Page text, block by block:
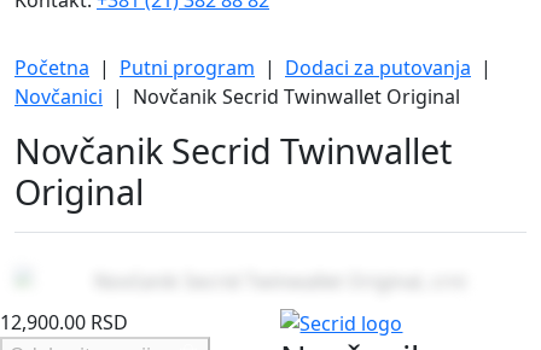
Početna | Putni program | Dodaci za putovanja |
Novčanici | Novčanik Secrid Twinwallet Original
Novčanik Secrid Twinwallet
Original
12,900.00 RSD